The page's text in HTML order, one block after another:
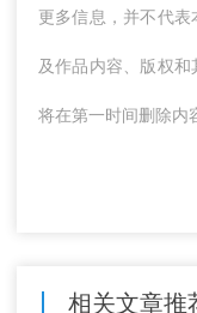
更多信息，并不代
及作品内容、版权和
将在第一时间删除内
相关文章推